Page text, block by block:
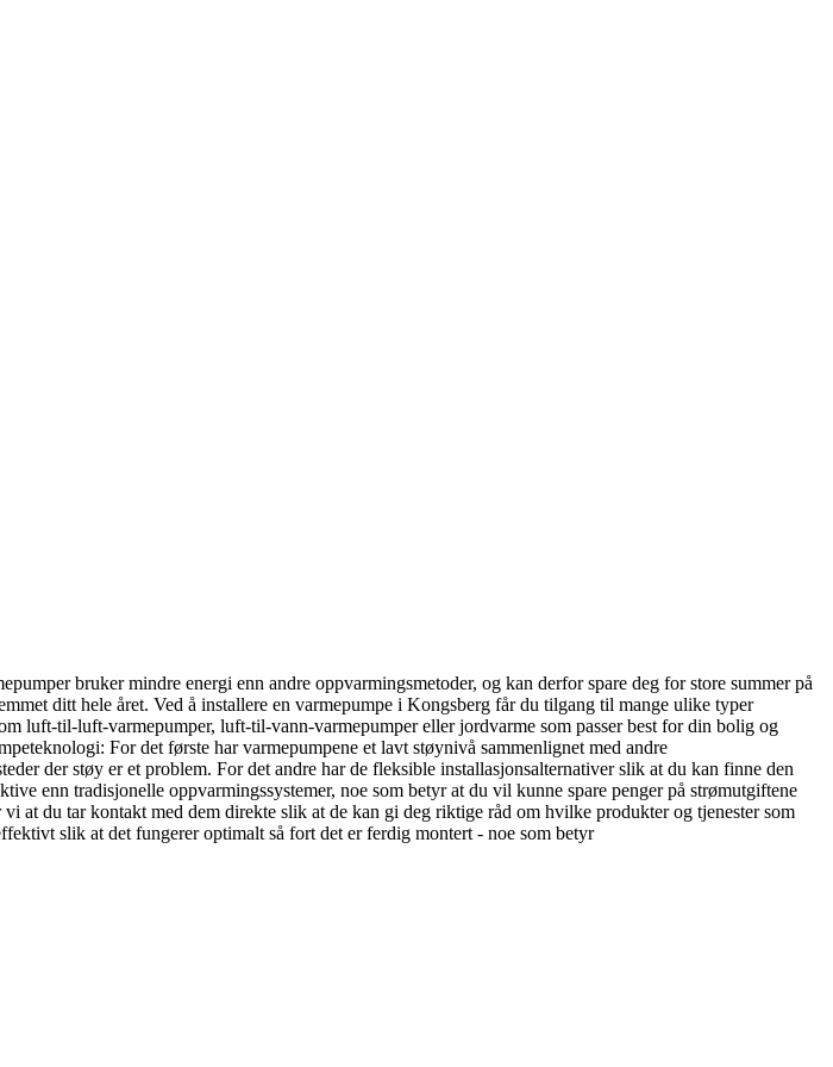
bruker mindre energi enn andre oppvarmingsmetoder, og kan derfor spare deg for store summer på
ditt hele året. Ved å installere en varmepumpe i Kongsberg får du tilgang til mange ulike typer
luft-til-luft-varmepumper, luft-til-vann-varmepumper eller jordvarme som passer best for din bolig og
For det første har varmepumpene et lavt støynivå sammenlignet med andre
der støy er et problem. For det andre har de fleksible installasjonsalternativer slik at du kan finne den
enn tradisjonelle oppvarmingssystemer, noe som betyr at du vil kunne spare penger på strømutgiftene
at du tar kontakt med dem direkte slik at de kan gi deg riktige råd om hvilke produkter og tjenester som
slik at det fungerer optimalt så fort det er ferdig montert - noe som betyr